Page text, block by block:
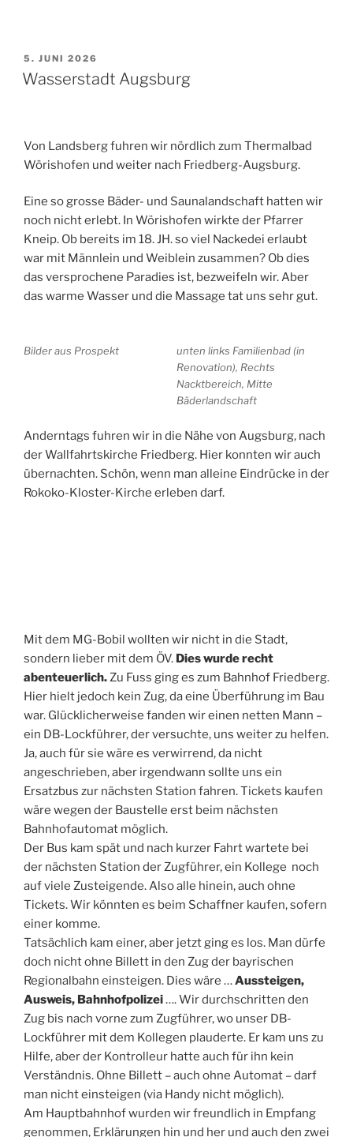
VERÖFFENTLICHT
AM
5. JUNI 2026
Wasserstadt Augsburg
Von Landsberg fuhren wir nördlich zum Thermalbad
Wörishofen und weiter nach Friedberg-Augsburg.
Eine so grosse Bäder- und Saunalandschaft hatten wir
noch nicht erlebt. In Wörishofen wirkte der Pfarrer
Kneip. Ob bereits im 18. JH. so viel Nackedei erlaubt
war mit Männlein und Weiblein zusammen? Ob dies
das versprochene Paradies ist, bezweifeln wir. Aber
das warme Wasser und die Massage tat uns sehr gut.
Bilder aus Prospekt
unten links Familienbad (in
Renovation), Rechts
Nacktbereich, Mitte
Bäderlandschaft
Anderntags fuhren wir in die Nähe von Augsburg, nach
der Wallfahrtskirche Friedberg. Hier konnten wir auch
übernachten. Schön, wenn man alleine Eindrücke in der
Rokoko-Kloster-Kirche erleben darf.
Mit dem MG-Bobil wollten wir nicht in die Stadt,
sondern lieber mit dem ÖV. Dies wurde recht
abenteuerlich.Zu Fuss ging es zum Bahnhof Friedberg.
Hier hielt jedoch kein Zug, da eine Überführung im Bau
war. Glücklicherweise fanden wir einen netten Mann –
ein DB-Lockführer, der versuchte, uns weiter zu helfen.
Ja, auch für sie wäre es verwirrend, da nicht
angeschrieben, aber irgendwann sollte uns ein
Ersatzbus zur nächsten Station fahren. Tickets kaufen
wäre wegen der Baustelle erst beim nächsten
Bahnhofautomat möglich.
Der Bus kam spät und nach kurzer Fahrt wartete bei
der nächsten Station der Zugführer, ein Kollege noch
auf viele Zusteigende. Also alle hinein, auch ohne
Tickets. Wir könnten es beim Schaffner kaufen, sofern
einer komme.
Tatsächlich kam einer, aber jetzt ging es los. Man dürfe
doch nicht ohne Billett in den Zug der bayrischen
Regionalbahn einsteigen. Dies wäre …Aussteigen,
Ausweis, Bahnhofpolizei…. Wir durchschritten den
Zug bis nach vorne zum Zugführer, wo unser DB-
Lockführer mit dem Kollegen plauderte. Er kam uns zu
Hilfe, aber der Kontrolleur hatte auch für ihn kein
Verständnis. Ohne Billett – auch ohne Automat – darf
man nicht einsteigen (via Handy nicht möglich).
Am Hauptbahnhof wurden wir freundlich in Empfang
genommen, Erklärungen hin und her und auch den zwei